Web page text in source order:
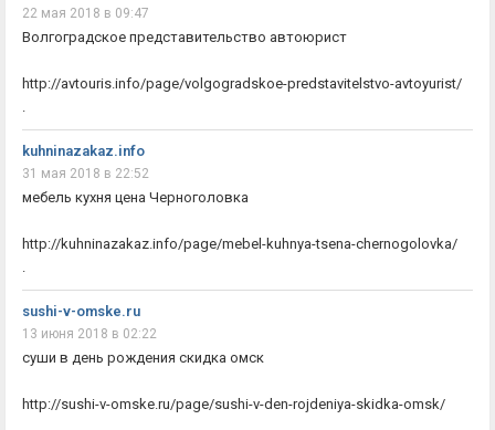
22 мая 2018 в 09:47
Волгоградское представительство автоюрист
http://avtouris.info/page/volgogradskoe-predstavitelstvo-avtoyurist/
kuhninazakaz.info
31 мая 2018 в 22:52
мебель кухня цена Черноголовка
http://kuhninazakaz.info/page/mebel-kuhnya-tsena-chernogolovka/
sushi-v-omske.ru
13 июня 2018 в 02:22
суши в день рождения скидка омск
http://sushi-v-omske.ru/page/sushi-v-den-rojdeniya-skidka-omsk/